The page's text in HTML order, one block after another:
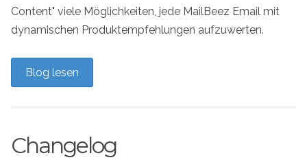
Content" viele Möglichkeiten, jede MailBeez Email mit
dynamischen Produktempfehlungen aufzuwerten.
Blog lesen
Changelog